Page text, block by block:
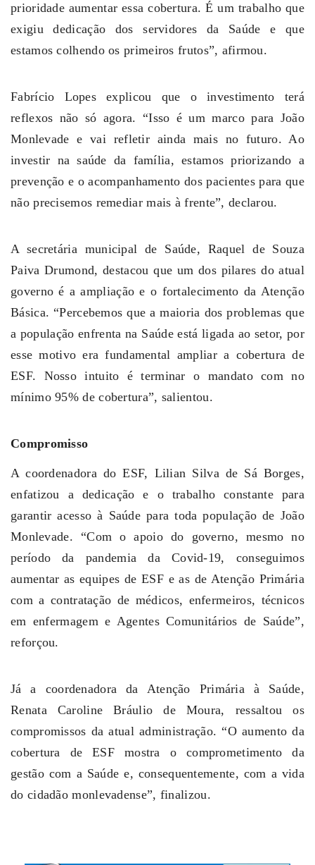
prioridade aumentar essa cobertura. É um trabalho que
exigiu dedicação dos servidores da Saúde e que
estamos colhendo os primeiros frutos”, afirmou.
Fabrício Lopes explicou que o investimento terá
reflexos não só agora. “Isso é um marco para João
Monlevade e vai refletir ainda mais no futuro. Ao
investir na saúde da família, estamos priorizando a
prevenção e o acompanhamento dos pacientes para que
não precisemos remediar mais à frente”, declarou.
A secretária municipal de Saúde, Raquel de Souza
Paiva Drumond, destacou que um dos pilares do atual
governo é a ampliação e o fortalecimento da Atenção
Básica. “Percebemos que a maioria dos problemas que
a população enfrenta na Saúde está ligada ao setor, por
esse motivo era fundamental ampliar a cobertura de
ESF. Nosso intuito é terminar o mandato com no
mínimo 95% de cobertura”, salientou.
Compromisso
A coordenadora do ESF, Lilian Silva de Sá Borges,
enfatizou a dedicação e o trabalho constante para
garantir acesso à Saúde para toda população de João
Monlevade. “Com o apoio do governo, mesmo no
período da pandemia da Covid-19, conseguimos
aumentar as equipes de ESF e as de Atenção Primária
com a contratação de médicos, enfermeiros, técnicos
em enfermagem e Agentes Comunitários de Saúde”,
reforçou.
Já a coordenadora da Atenção Primária à Saúde,
Renata Caroline Bráulio de Moura, ressaltou os
compromissos da atual administração. “O aumento da
cobertura de ESF mostra o comprometimento da
gestão com a Saúde e, consequentemente, com a vida
do cidadão monlevadense”, finalizou.